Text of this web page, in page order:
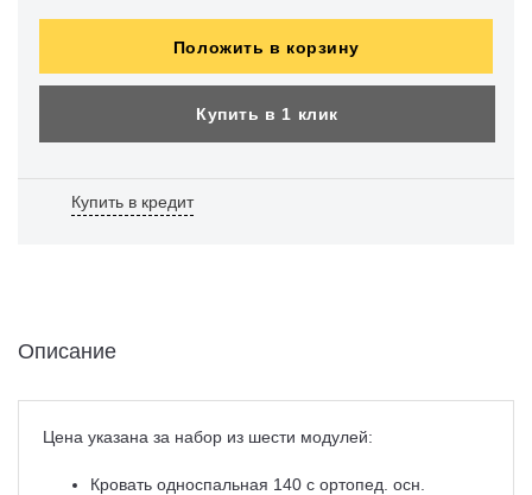
Положить в корзину
Купить в 1 клик
Купить в кредит
Описание
Цена указана за набор из шести модулей:
Кровать односпальная 140 с ортопед. осн.